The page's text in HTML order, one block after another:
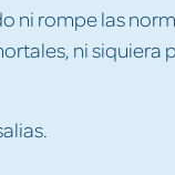
ni rompe las
ni siquiera